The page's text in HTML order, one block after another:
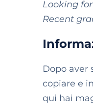
Looking for
Recent
Dopo aver
copiare e
qui hai